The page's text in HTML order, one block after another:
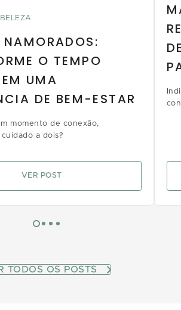
TODOS OS POSTS
O TEMPO
UMA
DE BEM-ESTAR
momento de conexão,
a dois?
VER POST